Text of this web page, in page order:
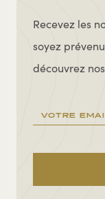
Recevez les
soyez
découvrez